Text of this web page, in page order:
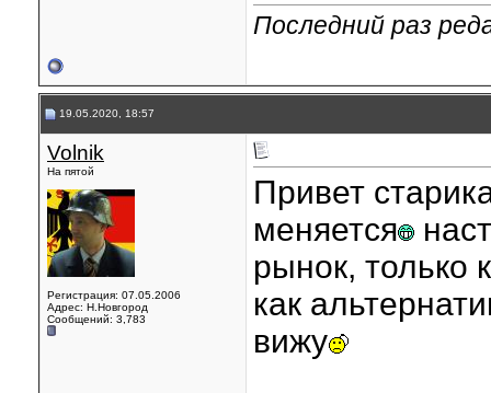
Последний раз
19.05.2020, 18:57
Volnik
На пятой
Регистрация: 07.05.2006
Адрес: Н.Новгород
Сообщений: 3,783
Привет
меняется
рынок, только
как
вижу